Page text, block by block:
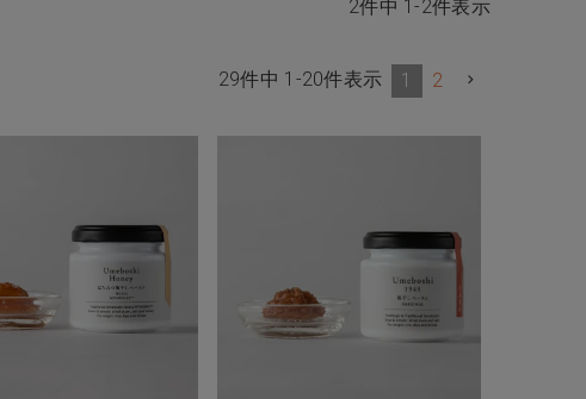
2件中 1-2件表示
29件中 1 -20件表示 1 2